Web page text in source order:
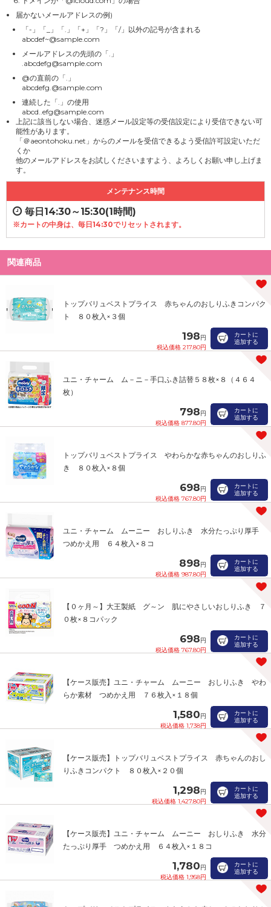
届かないメールアドレスの例)
「-」「_」「.」「+」「?」「/」以外の記号が含まれる
abcdef~@sample.com
メールアドレスの先頭の「.」
.abcdefg@sample.com
@の直前の「.」
abcdefg.@sample.com
連続した「.」の使用
abcd..efg@sample.com
上記に該当しない場合、迷惑メール設定等の受信設定により受信できない可
能性があります。
「＠aeontohoku.net」からのメールを受信できるよう受信許可設定いただ
くか
他のメールアドレスをお試しくださいますよう、よろしくお願い申し上げま
す。
メンテナンス時間
毎日14:30～15:30(1時間)
※カートの中身は、毎日14:30でリセットされます。
関連商品
トップバリュベストプライス 赤ちゃんのおしりふきコンパク
ト ８０枚入×３個
198円
税込価格 217.80円
カートに
追加する
ユニ・チャーム ム－ニ－手口ふき詰替５８枚×８（４６４
枚）
798円
税込価格 877.80円
カートに
追加する
トップバリュベストプライス やわらかな赤ちゃんのおしりふ
き ８０枚入×８個
698円
税込価格 767.80円
カートに
追加する
ユニ・チャーム ムーニー おしりふき 水分たっぷり厚手
つめかえ用 ６４枚入×８コ
898円
税込価格 987.80円
カートに
追加する
【０ヶ月～】大王製紙 グ～ン 肌にやさしいおしりふき ７
０枚×８コパック
698円
税込価格 767.80円
カートに
追加する
【ケース販売】ユニ・チャーム ムーニー おしりふき やわ
らか素材 つめかえ用 ７６枚入×１８個
1,580円
税込価格 1,738円
カートに
追加する
【ケース販売】トップバリュベストプライス 赤ちゃんのおし
りふきコンパクト ８０枚入×２０個
1,298円
税込価格 1,427.80円
カートに
追加する
【ケース販売】ユニ・チャーム ムーニー おしりふき 水分
たっぷり厚手 つめかえ用 ６４枚入×１８コ
1,780円
税込価格 1,958円
カートに
追加する